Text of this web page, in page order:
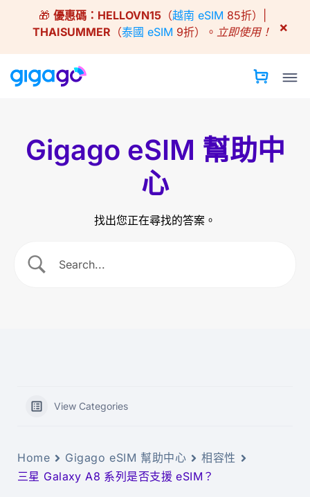
🎁 優惠碼： HELLOVN15（越南 eSIM 85折）|
THAISUMMER （泰國 eSIM 9折）。 立即使用！ ×
Gigago eSIM 幫助中
心
找出您正在尋找的答案。
View Categories
Home Gigago eSIM 幫助中心
相容性
三星 Galaxy A8 系列是否支援 eSIM？